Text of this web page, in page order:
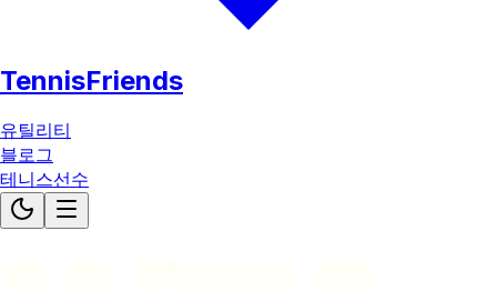
TennisFriends
유틸리티
블로그
테니스선수